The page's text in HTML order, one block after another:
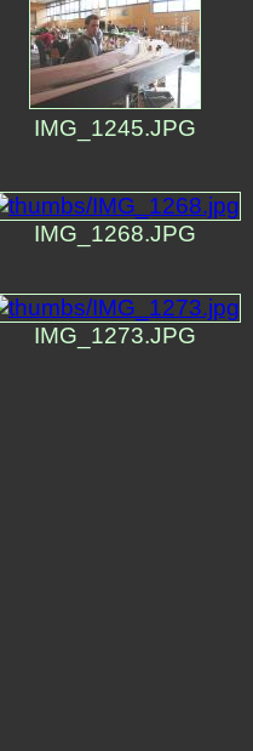
IMG_1245.JPG
IMG_1268.JPG
IMG_1273.JPG